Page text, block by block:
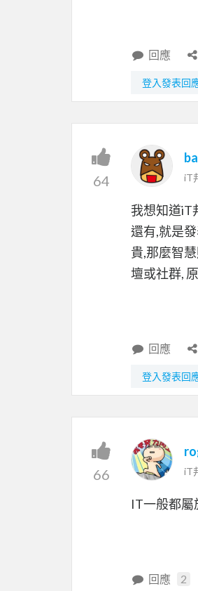
回應
登入發表回
64 iT
我想知道iT
還有,就是
貴,那麼智
壇或社群,
回應
登入發表回
66 iT
IT一般都屬
回應 2